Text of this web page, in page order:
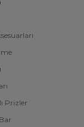
destek
uyumlu
Prizler